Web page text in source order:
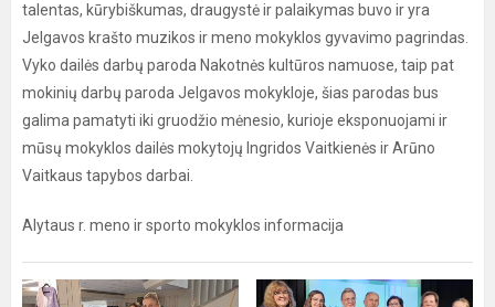
talentas, kūrybiškumas, draugystė ir palaikymas buvo ir yra
Jelgavos krašto muzikos ir meno mokyklos gyvavimo pagrindas.
Vyko dailės darbų paroda Nakotnės kultūros namuose, taip pat
mokinių darbų paroda Jelgavos mokykloje, šias parodas bus
galima pamatyti iki gruodžio mėnesio, kurioje eksponuojami ir
mūsų mokyklos dailės mokytojų Ingridos Vaitkienės ir Arūno
Vaitkaus tapybos darbai.
Alytaus r. meno ir sporto mokyklos informacija